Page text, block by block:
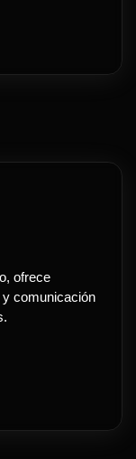
ofrece
comunicación